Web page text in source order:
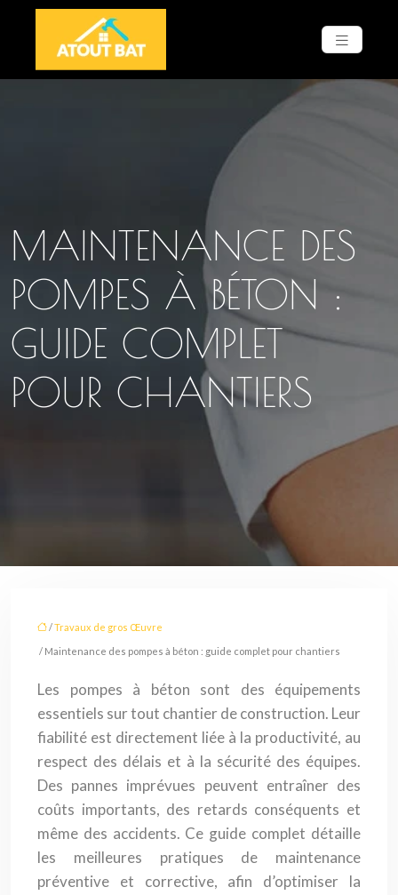
MAINTENANCE DES
POMPES À BÉTON :
GUIDE COMPLET
POUR CHANTIERS
/Travaux de gros Œuvre
/ Maintenance des pompes à béton : guide complet pour chantiers
Les pompes à béton sont des équipements
essentiels sur tout chantier de construction. Leur
fiabilité est directement liée à la productivité, au
respect des délais et à la sécurité des équipes.
Des pannes imprévues peuvent entraîner des
coûts importants, des retards conséquents et
même des accidents. Ce guide complet détaille
les meilleures pratiques de maintenance
préventive et corrective, afin d’optimiser la